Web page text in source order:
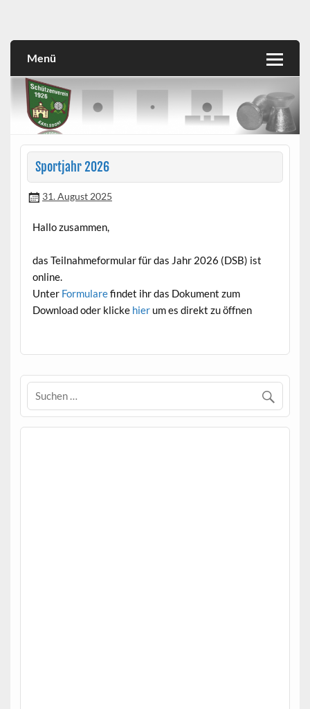
Menü
Sportjahr 2026
31. August 2025
Hallo zusammen,
das Teilnahmeformular für das Jahr 2026 (DSB) ist
online.
Unter Formularefindet ihr das Dokument zum
Download oder klicke hier um es direkt zu öffnen